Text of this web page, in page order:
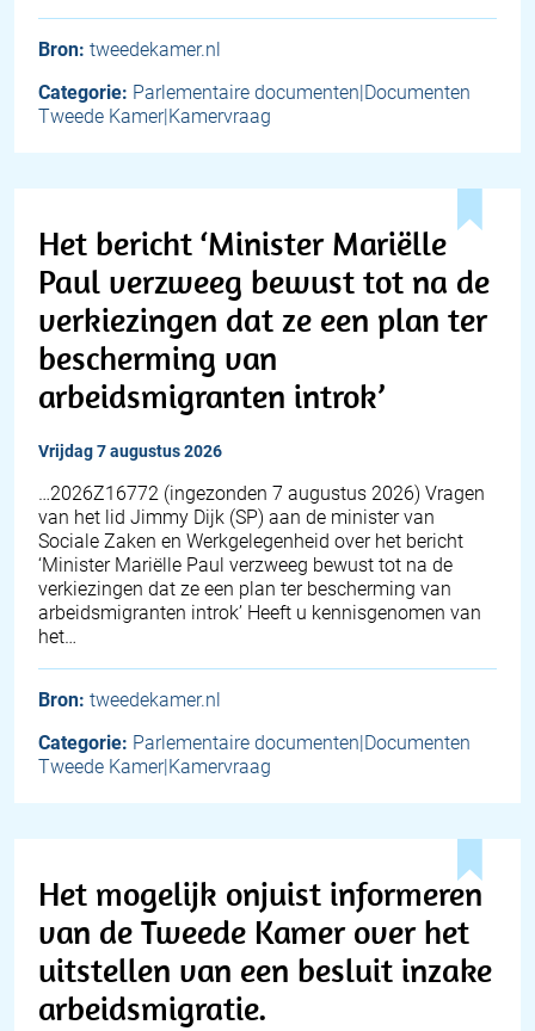
Bron: tweedekamer.nl
Categorie: Parlementaire documenten|Documenten
Tweede Kamer|Kamervraag
Het bericht ‘Minister Mariëlle
Paul verzweeg bewust tot na de
verkiezingen dat ze een plan ter
bescherming van
arbeidsmigranten introk’
vrijdag 7 augustus 2026
… 2026Z16772 (ingezonden 7 augustus 2026) Vragen
van het lid Jimmy Dijk (SP) aan de minister van
Sociale Zaken en Werkgelegenheid over het bericht
‘Minister Mariëlle Paul verzweeg bewust tot na de
verkiezingen dat ze een plan ter bescherming van
arbeidsmigranten introk’ Heeft u kennisgenomen van
het…
Bron: tweedekamer.nl
Categorie: Parlementaire documenten|Documenten
Tweede Kamer|Kamervraag
Het mogelijk onjuist informeren
van de Tweede Kamer over het
uitstellen van een besluit inzake
arbeidsmigratie.